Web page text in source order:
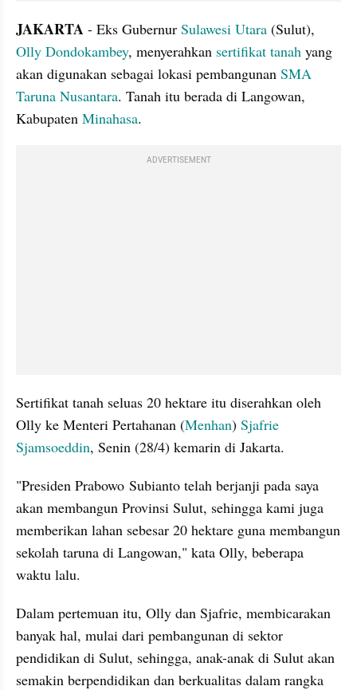
JAKARTA - Eks Gubernur Sulawesi Utara
Olly Dondokambey, menyerahkan sertifikat tanah yang
akan digunakan sebagai lokasi pembangunan SMA
Taruna Nusantara. Tanah itu berada di Langowan,
Kabupaten Minahasa.
ADVERTISEMENT
Sertifikat tanah seluas 20 hektare itu diserahkan oleh
Olly ke Menteri Pertahanan (Menhan) Sjafrie
Sjamsoeddin, Senin (28/4) kemarin di Jakarta.
"Presiden Prabowo Subianto telah berjanji pada saya
akan membangun Provinsi Sulut, sehingga kami juga
memberikan lahan sebesar 20 hektare guna membangun
sekolah taruna di Langowan," kata Olly, beberapa
waktu lalu.
Dalam pertemuan itu, Olly dan Sjafrie, membicarakan
banyak hal, mulai dari pembangunan di sektor
pendidikan di Sulut, sehingga, anak-anak di Sulut akan
semakin berpendidikan dan berkualitas dalam rangka